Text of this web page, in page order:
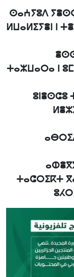
ⵙⴰⵄⵢⵓⴷ
ⵍⵡⴰⵍⵉⵢⴻⵏ ⵏ
ⵜⴰⵣⵡⴰⵔⴰ ⵏ
ⵓⵏⴻⵙⵛⵓ
ⵜⴰⵛⵔⵉⴽⵜ